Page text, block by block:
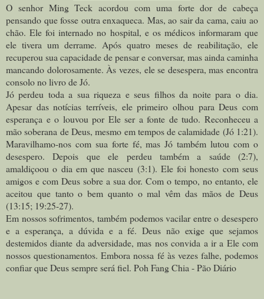
O senhor Ming Teck acordou com uma forte dor de cabeça
pensando que fosse outra enxaqueca. Mas, ao sair da cama, caiu ao
chão. Ele foi internado no hospital, e os médicos informaram que
ele tivera um derrame. Após quatro meses de reabilitação, ele
recuperou sua capacidade de pensar e conversar, mas ainda caminha
mancando dolorosamente. Às vezes, ele se desespera, mas encontra
consolo no livro de Jó.
Jó perdeu toda a sua riqueza e seus filhos da noite para o dia.
Apesar das notícias terríveis, ele primeiro olhou para Deus com
esperança e o louvou por Ele ser a fonte de tudo. Reconheceu a
mão soberana de Deus, mesmo em tempos de calamidade (Jó 1:21).
Maravilhamo-nos com sua forte fé, mas Jó também lutou com o
desespero. Depois que ele perdeu também a saúde (2:7),
amaldiçoou o dia em que nasceu (3:1). Ele foi honesto com seus
amigos e com Deus sobre a sua dor. Com o tempo, no entanto, ele
aceitou que tanto o bem quanto o mal vêm das mãos de Deus
(13:15; 19:25-27).
Em nossos sofrimentos, também podemos vacilar entre o desespero
e a esperança, a dúvida e a fé. Deus não exige que sejamos
destemidos diante da adversidade, mas nos convida a ir a Ele com
nossos questionamentos. Embora nossa fé às vezes falhe, podemos
confiar que Deus sempre será fiel. Poh Fang Chia - Pão Diário